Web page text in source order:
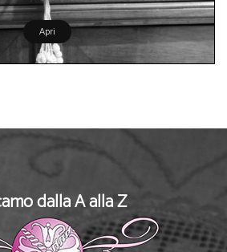
Apri
dalla A alla Z